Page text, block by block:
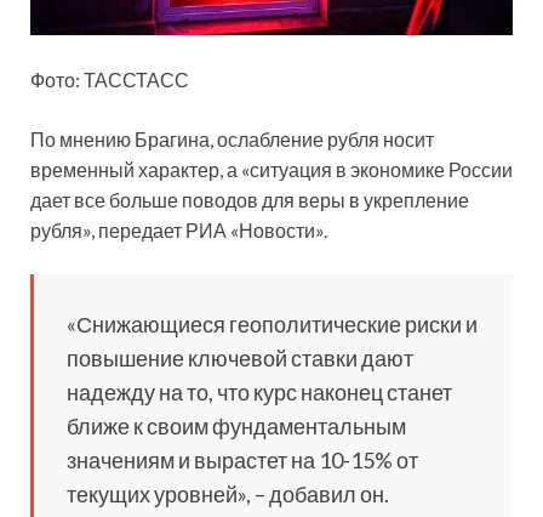
Фото: ТАССТАСС
По мнению Брагина, ослабление рубля носит
временный характер, а «ситуация в экономике России
дает все больше поводов для веры в укрепление
рубля», передает РИА «Новости».
«Снижающиеся геополитические риски и
повышение ключевой ставки дают
надежду на то, что курс наконец станет
ближе к своим фундаментальным
значениям и вырастет на 10-15% от
текущих уровней», – добавил он.